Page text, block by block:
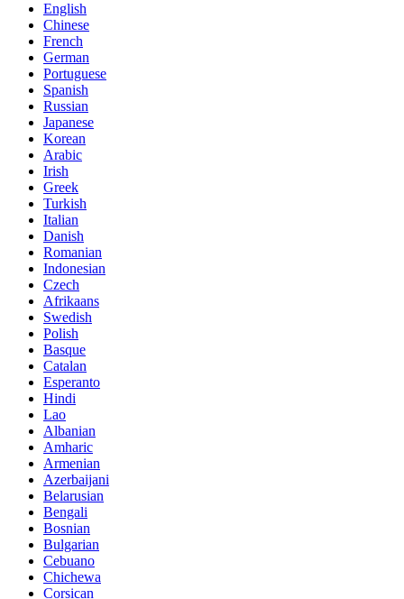
English
Chinese
French
German
Portuguese
Spanish
Russian
Japanese
Korean
Arabic
Irish
Greek
Turkish
Italian
Danish
Romanian
Indonesian
Czech
Afrikaans
Swedish
Polish
Basque
Catalan
Esperanto
Hindi
Lao
Albanian
Amharic
Armenian
Azerbaijani
Belarusian
Bengali
Bosnian
Bulgarian
Cebuano
Chichewa
Corsican